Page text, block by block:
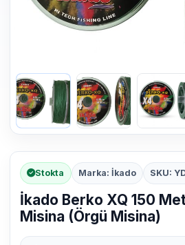
Stokta Marka: İkado SKU:
İkado Berko XQ 150
Misina (Örgü Misina)